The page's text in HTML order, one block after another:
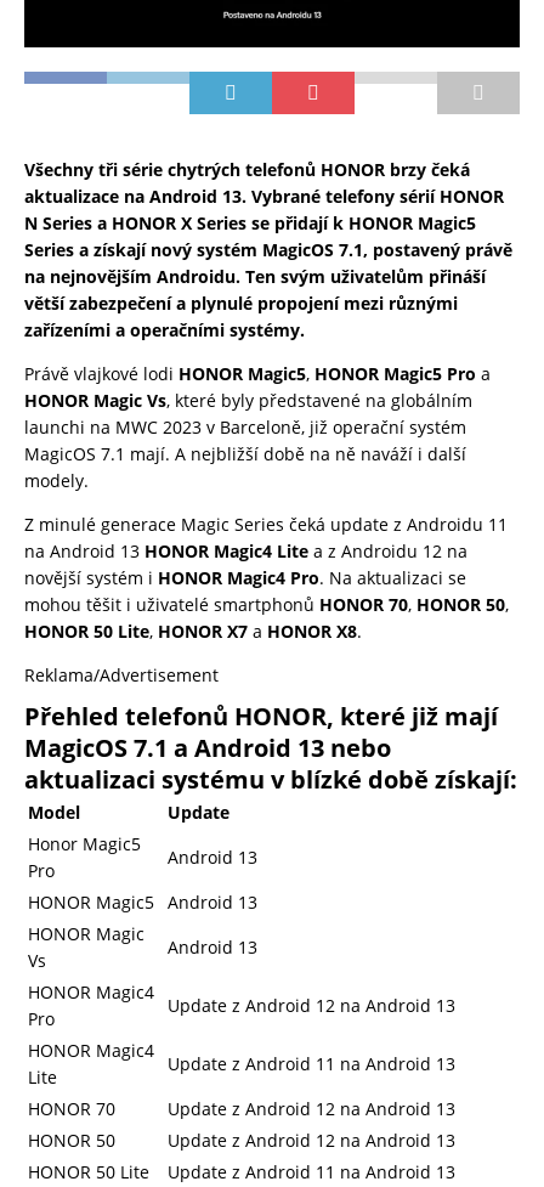
Všechny tři série chytrých telefonů HONOR brzy čeká
aktualizace na Android 13. Vybrané telefony sérií HONOR
N Series a HONOR X Series se přidají k HONOR Magic5
Series a získají nový systém MagicOS 7.1, postavený právě
na nejnovějším Androidu. Ten svým uživatelům přináší
větší zabezpečení a plynulé propojení mezi různými
zařízeními a operačními systémy.
Právě vlajkové lodi HONOR Magic5, HONOR Magic5 Pro a
HONOR Magic Vs, které byly představené na globálním
launchi na MWC 2023 v Barceloně, již operační systém
MagicOS 7.1 mají. A nejbližší době na ně naváží i další
modely.
Z minulé generace Magic Series čeká update z Androidu 11
na Android 13 HONOR Magic4 Lite a z Androidu 12 na
novější systém i HONOR Magic4 Pro. Na aktualizaci se
mohou těšit i uživatelé smartphonů HONOR 70, HONOR 50,
HONOR 50 Lite, HONOR X7 a HONOR X8.
Reklama/Advertisement
Přehled telefonů HONOR, které již mají
MagicOS 7.1 a Android 13 nebo
aktualizaci systému v blízké době získají:
Model
Update
Honor Magic5
Pro
Android 13
HONOR Magic5 Android 13
HONOR Magic
Vs
Android 13
HONOR Magic4
Pro
Update z Android 12 na Android 13
HONOR Magic4
Lite
Update z Android 11 na Android 13
HONOR 70
Update z Android 12 na Android 13
HONOR 50
Update z Android 12 na Android 13
HONOR 50 Lite
Update z Android 11 na Android 13